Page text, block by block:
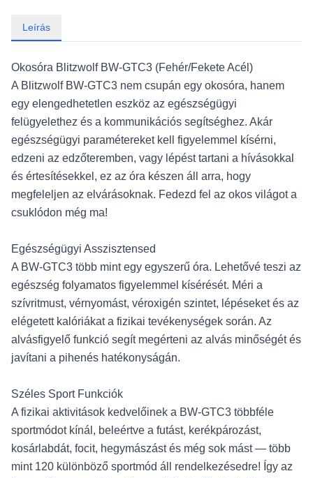
Leírás
Okosóra Blitzwolf BW-GTC3 (Fehér/Fekete Acél)
A Blitzwolf BW-GTC3 nem csupán egy okosóra, hanem
egy elengedhetetlen eszköz az egészségügyi
felügyelethez és a kommunikációs segítséghez. Akár
egészségügyi paramétereket kell figyelemmel kísérni,
edzeni az edzőteremben, vagy lépést tartani a hívásokkal
és értesítésekkel, ez az óra készen áll arra, hogy
megfeleljen az elvárásoknak. Fedezd fel az okos világot a
csuklódon még ma!
Egészségügyi Asszisztensed
A BW-GTC3 több mint egy egyszerű óra. Lehetővé teszi az
egészség folyamatos figyelemmel kísérését. Méri a
szívritmust, vérnyomást, véroxigén szintet, lépéseket és az
elégetett kalóriákat a fizikai tevékenységek során. Az
alvásfigyelő funkció segít megérteni az alvás minőségét és
javítani a pihenés hatékonyságán.
Széles Sport Funkciók
A fizikai aktivitások kedvelőinek a BW-GTC3 többféle
sportmódot kínál, beleértve a futást, kerékpározást,
kosárlabdát, focit, hegymászást és még sok mást — több
mint 120 különböző sportmód áll rendelkezésedre! Így az